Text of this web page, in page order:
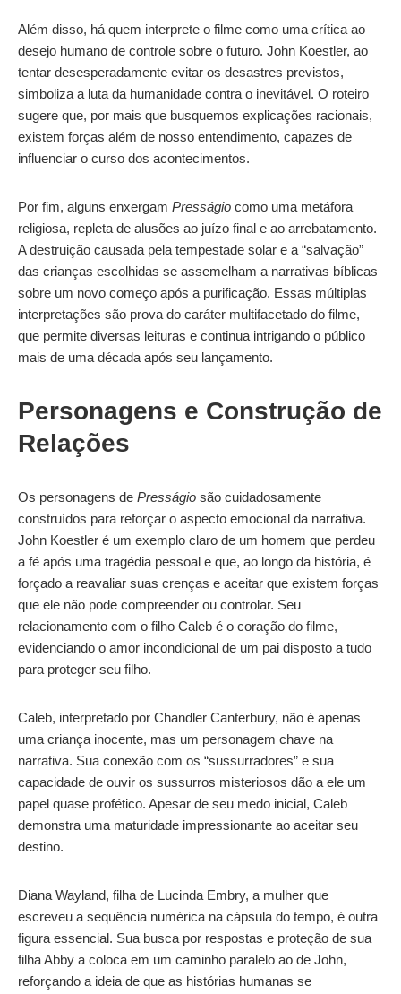
Além disso, há quem interprete o filme como uma crítica ao
desejo humano de controle sobre o futuro. John Koestler, ao
tentar desesperadamente evitar os desastres previstos,
simboliza a luta da humanidade contra o inevitável. O roteiro
sugere que, por mais que busquemos explicações racionais,
existem forças além de nosso entendimento, capazes de
influenciar o curso dos acontecimentos.
Por fim, alguns enxergam Presságio como uma metáfora
religiosa, repleta de alusões ao juízo final e ao arrebatamento.
A destruição causada pela tempestade solar e a “salvação”
das crianças escolhidas se assemelham a narrativas bíblicas
sobre um novo começo após a purificação. Essas múltiplas
interpretações são prova do caráter multifacetado do filme,
que permite diversas leituras e continua intrigando o público
mais de uma década após seu lançamento.
Personagens e Construção de
Relações
Os personagens de Presságio são cuidadosamente
construídos para reforçar o aspecto emocional da narrativa.
John Koestler é um exemplo claro de um homem que perdeu
a fé após uma tragédia pessoal e que, ao longo da história, é
forçado a reavaliar suas crenças e aceitar que existem forças
que ele não pode compreender ou controlar. Seu
relacionamento com o filho Caleb é o coração do filme,
evidenciando o amor incondicional de um pai disposto a tudo
para proteger seu filho.
Caleb, interpretado por Chandler Canterbury, não é apenas
uma criança inocente, mas um personagem chave na
narrativa. Sua conexão com os “sussurradores” e sua
capacidade de ouvir os sussurros misteriosos dão a ele um
papel quase profético. Apesar de seu medo inicial, Caleb
demonstra uma maturidade impressionante ao aceitar seu
destino.
Diana Wayland, filha de Lucinda Embry, a mulher que
escreveu a sequência numérica na cápsula do tempo, é outra
figura essencial. Sua busca por respostas e proteção de sua
filha Abby a coloca em um caminho paralelo ao de John,
reforçando a ideia de que as histórias humanas se